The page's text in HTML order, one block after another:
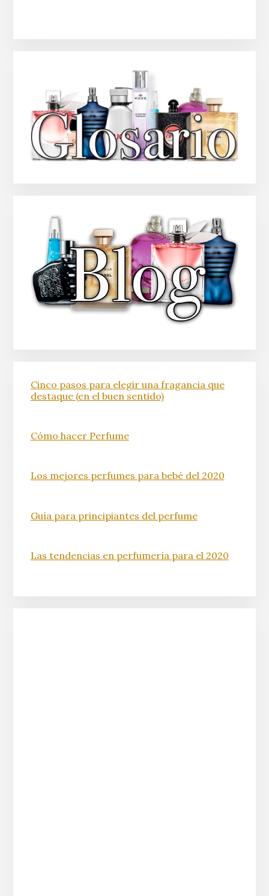
Cinco pasos para elegir una fragancia que
destaque (en el buen sentido)
Cómo hacer Perfume
Los mejores perfumes para bebé del 2020
Guía para principiantes del perfume
Las tendencias en perfumería para el 2020